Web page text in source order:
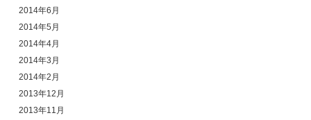
2014年6月
2014年5月
2014年4月
2014年3月
2014年2月
2013年12月
2013年11月